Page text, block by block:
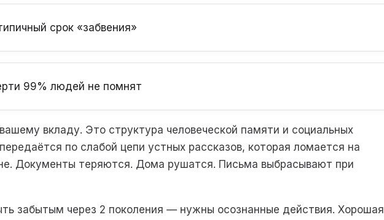
срок «забвения»
99% людей не помнят
вкладу. Это структура человеческой памяти и социальных
по слабой цепи устных рассказов, которая ломается на
Документы теряются. Дома рушатся. Письма выбрасывают при
забытым через 2 поколения — нужны осознанные действия. Хорошая